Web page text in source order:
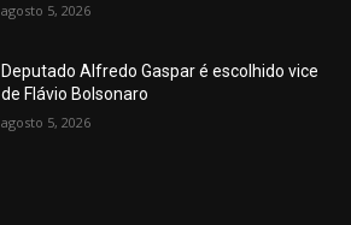
agosto 5, 2026
Deputado Alfredo Gaspar é escolhido vice
de Flávio Bolsonaro
agosto 5, 2026